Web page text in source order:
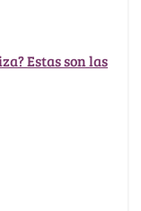
Estas son las